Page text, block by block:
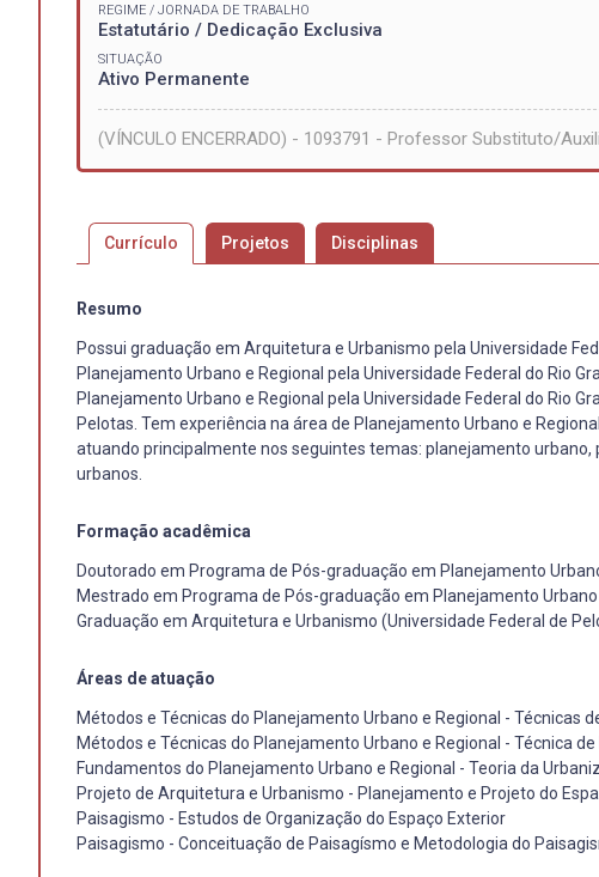
REGIME / JORNADA DE TRABALHO
Estatutário / Dedicação Exclusiva
SITUAÇÃO
Ativo Permanente
(VÍNCULO ENCERRADO) - 1093791 - Professor Substituto/
Currículo Projetos Disciplinas
Resumo
Possui graduação em Arquitetura e Urbanismo pela Universidade
Planejamento Urbano e Regional pela Universidade Federal do Rio
Planejamento Urbano e Regional pela Universidade Federal do Rio
Pelotas. Tem experiência na área de Planejamento Urbano e
atuando principalmente nos seguintes temas: planejamento
urbanos.
Formação acadêmica
Doutorado em Programa de Pós-graduação em Planejamento
Mestrado em Programa de Pós-graduação em Planejamento
Graduação em Arquitetura e Urbanismo (Universidade Federal de
Áreas de atuação
Métodos e Técnicas do Planejamento Urbano e Regional - Técnicas
Métodos e Técnicas do Planejamento Urbano e Regional - Técnica de
Fundamentos do Planejamento Urbano e Regional - Teoria da
Projeto de Arquitetura e Urbanismo - Planejamento e Projeto do
Paisagismo - Estudos de Organização do Espaço Exterior
Paisagismo - Conceituação de Paisagísmo e Metodologia do